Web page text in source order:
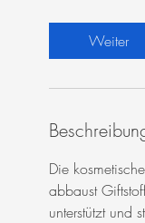
d
Weiter
Die
abbaust
unterstützt und